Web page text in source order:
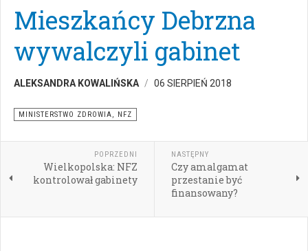
Mieszkańcy Debrzna
wywalczyli gabinet
ALEKSANDRA KOWALIŃSKA 06 SIERPIEŃ 2018
MINISTERSTWO ZDROWIA, NFZ
POPRZEDNI
Wielkopolska: NFZ
kontrolował gabinety
NASTĘPNY
Czy amalgamat
przestanie być
finansowany?